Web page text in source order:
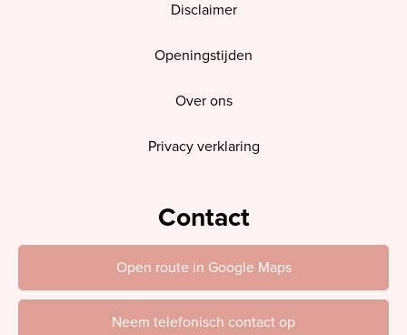
Disclaimer
Openingstijden
Over ons
Privacy verklaring
Contact
Open route in Google Maps
Neem telefonisch contact op